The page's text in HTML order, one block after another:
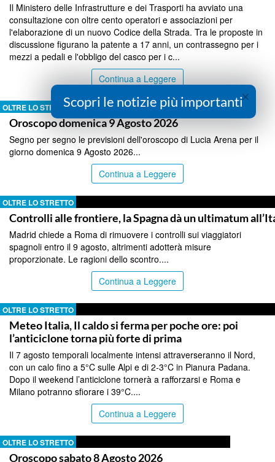
Il Ministero delle Infrastrutture e dei Trasporti ha avviato una
consultazione con oltre cento operatori e associazioni per
l'elaborazione di un nuovo Codice della Strada. Tra le proposte in
discussione figurano la patente a 17 anni, un contrassegno per i
mezzi a pedali e l'obbligo del casco per i c...
Continua a Leggere
OLTRE LO STRETTO
Oroscopo domenica 9 Agosto 2026
Segno per segno le previsioni dell'oroscopo di Lucia Arena per il
giorno domenica 9 Agosto 2026...
Continua a Leggere
OLTRE LO STRETTO
Controlli alle frontiere, la Spagna dà un ultimatum
Madrid chiede a Roma di rimuovere i controlli sui viaggiatori
spagnoli entro il 9 agosto, altrimenti adotterà misure
proporzionate. Le ragioni dello scontro....
Continua a Leggere
OLTRE LO STRETTO
Meteo Italia, Il caldo si ferma per poche ore: poi
l’anticiclone torna più forte di prima
Il 7 agosto temporali localmente intensi attraverseranno il Nord,
con un calo fino a 5°C sulle Alpi e di 2-3°C in Pianura Padana.
Dopo il weekend l’anticiclone tornerà a rafforzarsi e Roma e
Milano potranno sfiorare i 39°C....
Continua a Leggere
OLTRE LO STRETTO
Oroscopo sabato 8 Agosto 2026
×
Scopri le notizie più importanti